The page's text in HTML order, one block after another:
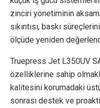
zinciri yönetiminin
sıkıntısı, baskı
ölçüde yeniden
Truepress Jet L350UV
özelliklerine sahip
kalitesini korumadaki
sonrası destek ve